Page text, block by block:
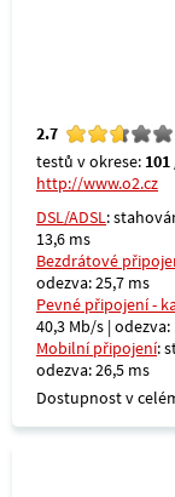
2.7
testů v okrese: 101
http://www.o2.cz
DSL/ADSL:
13,6 ms
Bezdrátové
odezva: 25,7 ms
Pevné připojení -
40,3 Mb/s | odezva:
Mobilní připojení:
odezva: 26,5 ms
Dostupnost v